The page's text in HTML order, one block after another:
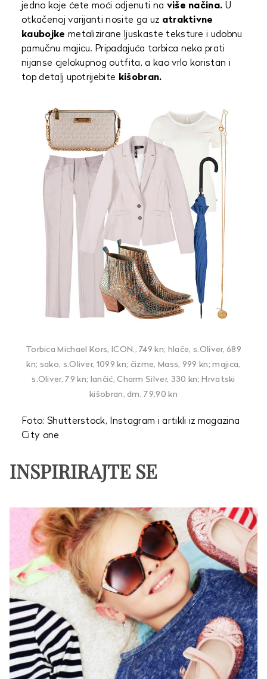
jedno koje ćete moći odjenuti na više načina. U
otkačenoj varijanti nosite ga uz atraktivne
kaubojke metalizirane ljuskaste teksture i udobnu
pamučnu majicu. Pripadajuća torbica neka prati
nijanse cjelokupnog outfita, a kao vrlo koristan i
top detalj upotrijebite kišobran.
Torbica Michael Kors, ICON., 749 kn; hlače, s.Oliver, 689
kn; sako, s.Oliver, 1099 kn; čizme, Mass, 999 kn; majica,
s.Oliver, 79 kn; lančić, Charm Silver, 330 kn; Hrvatski
kišobran, dm, 79,90 kn
Foto: Shutterstock, Instagram i artikli iz magazina
City one
INSPIRIRAJTE SE